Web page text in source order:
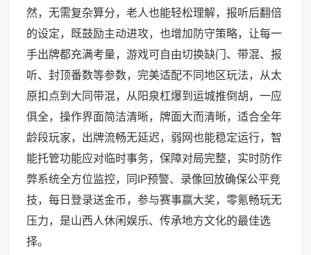
然，无需复杂算分，老人也能轻松理解，报听后翻倍
的设定，既鼓励主动进攻，也增加防守策略，让每一
手出牌都充满考量，游戏可自由切换缺门、带混、报
听、封顶番数等参数，完美适配不同地区玩法，从太
原扣点到大同带混，从阳泉杠爆到运城推倒胡，一应
俱全，操作界面简洁清晰，牌面大而清晰，适合全年
龄段玩家，出牌流畅无延迟，弱网也能稳定运行，智
能托管功能应对临时事务，保障对局完整，实时防作
弊系统全方位监控，同IP预警、录像回放确保公平竞
技，每日登录送金币，参与赛事赢大奖，零氪畅玩无
压力，是山西人休闲娱乐、传承地方文化的最佳选
择。